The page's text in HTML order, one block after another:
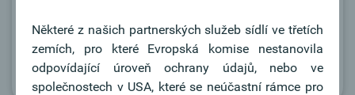
kvalifikovaní poradci jsou Vám k dispozici.
Více informací
Některé z našich partnerských služeb sídlí ve třetích
zemích, pro které Evropská komise nestanovila
odpovídající úroveň ochrany údajů, nebo ve
společnostech v USA, které se neúčastní rámce pro